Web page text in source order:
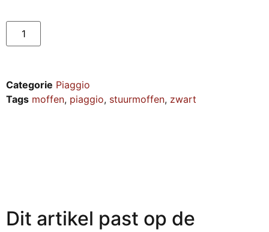
Categorie Piaggio
Tags moffen, piaggio, stuurmoffen, zwart
Dit artikel past op de